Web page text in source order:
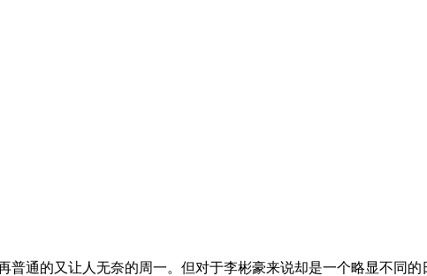
普通的又让人无奈的周一。但对于李彬豪来说却是一个略显不同